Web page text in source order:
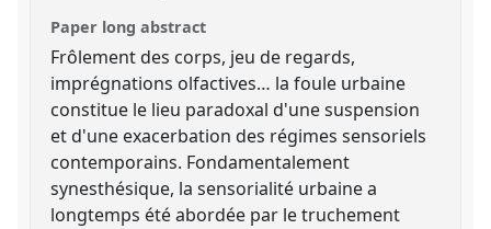
Paper long abstract
Frôlement des corps, jeu de regards,
imprégnations olfactives… la foule urbaine
constitue le lieu paradoxal d'une suspension
et d'une exacerbation des régimes sensoriels
contemporains. Fondamentalement
synesthésique, la sensorialité urbaine a
longtemps été abordée par le truchement